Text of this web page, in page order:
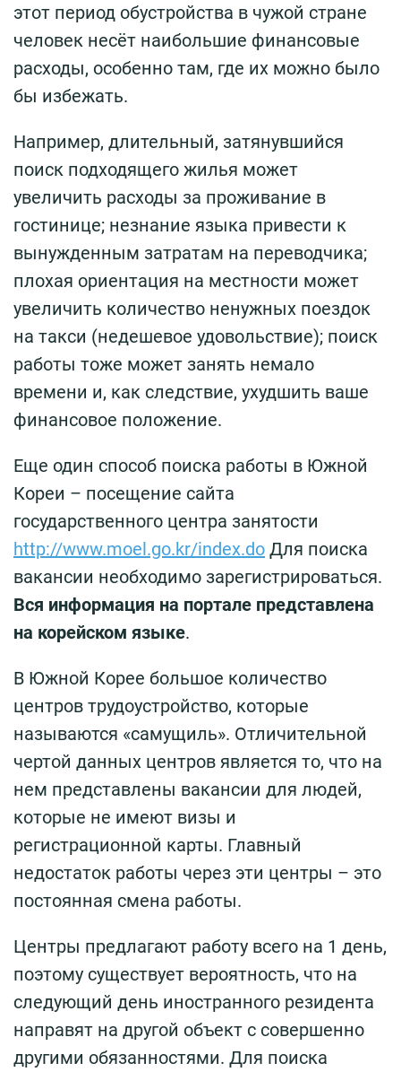
этот период обустройства в чужой стране
человек несёт наибольшие финансовые
расходы, особенно там, где их можно было
бы избежать.
Например, длительный, затянувшийся
поиск подходящего жилья может
увеличить расходы за проживание в
гостинице; незнание языка привести к
вынужденным затратам на переводчика;
плохая ориентация на местности может
увеличить количество ненужных поездок
на такси (недешевое удовольствие); поиск
работы тоже может занять немало
времени и, как следствие, ухудшить ваше
финансовое положение.
Еще один способ поиска работы в Южной
Кореи – посещение сайта
государственного центра занятости
http://www.moel.go.kr/index.do Для поиска
вакансии необходимо зарегистрироваться.
Вся информация на портале представлена
на корейском языке.
В Южной Корее большое количество
центров трудоустройство, которые
называются «самущиль». Отличительной
чертой данных центров является то, что на
нем представлены вакансии для людей,
которые не имеют визы и
регистрационной карты. Главный
недостаток работы через эти центры – это
постоянная смена работы.
Центры предлагают работу всего на 1 день,
поэтому существует вероятность, что на
следующий день иностранного резидента
направят на другой объект с совершенно
другими обязанностями. Для поиска